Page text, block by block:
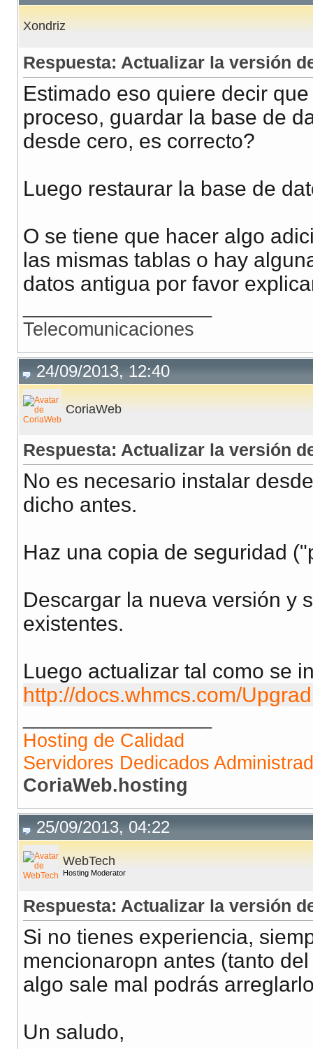
Xondriz
Respuesta: Actualizar la versión
Estimado eso quiere decir
proceso, guardar la base de
desde cero, es correcto?
Luego restaurar la base de
O se tiene que hacer algo
las mismas tablas o hay
datos antigua por favor
Telecomunicaciones
24/09/2013, 12:40
CoriaWeb
Respuesta: Actualizar la versión
No es necesario instalar
dicho antes.
Haz una copia de seguridad
Descargar la nueva versión y
existentes.
Luego actualizar tal como se
http://docs.whmcs.com/
Hosting de Calidad
Servidores Dedicados
CoriaWeb.hosting
25/09/2013, 04:22
WebTech
Hosting Moderator
Respuesta: Actualizar la versión
Si no tienes experiencia,
mencionaropn antes (tanto
algo sale mal podrás
Un saludo,